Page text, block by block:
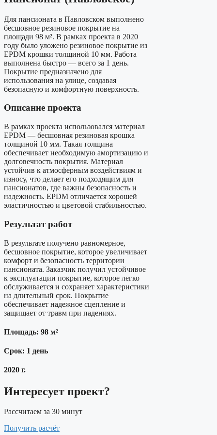
Для пансионата в Павловском выполнено
бесшовное резиновое покрытие на
площади 98 м². В рамках проекта в 2020
году было уложено резиновое покрытие из
EPDM крошки толщиной 10 мм. Работа
выполнена быстро — всего за 1 день.
Покрытие предназначено для
использования на улице, создавая
безопасную и комфортную поверхность.
Описание проекта
В рамках проекта использовался материал
EPDM — бесшовная резиновая крошка
толщиной 10 мм. Такая толщина
обеспечивает необходимую амортизацию и
долговечность покрытия. Материал
устойчив к атмосферным воздействиям и
износу, что делает его подходящим для
пансионатов, где важны безопасность и
надежность. EPDM отличается хорошей
эластичностью и цветовой стабильностью.
Результат работ
В результате получено равномерное,
бесшовное покрытие, которое увеличивает
комфорт и безопасность территории
пансионата. Заказчик получил устойчивое
к эксплуатации покрытие, которое легко
обслуживается и сохраняет характеристики
на длительный срок. Покрытие
обеспечивает надежное сцепление и
защищает от травм при падениях.
Площадь: 98 м²
Срок: 1 день
2020 г.
Интересует проект?
Рассчитаем за 30 минут
Получить расчёт